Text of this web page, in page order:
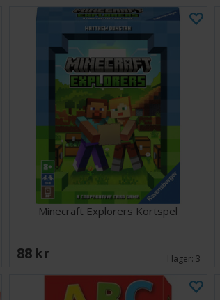
Minecraft Explorers Kortspel
88 SEK I lager: 3